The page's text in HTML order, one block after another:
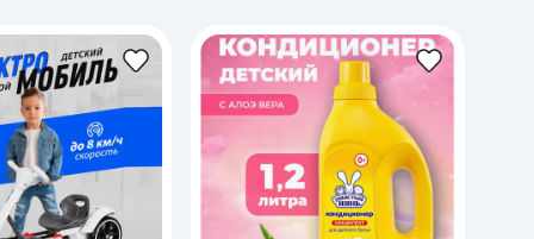
Умные кольца
Фитнес-браслеты
Ремешки для часов
Фотоаппараты и видеокамеры
Фотоаппараты
Экшен-камеры